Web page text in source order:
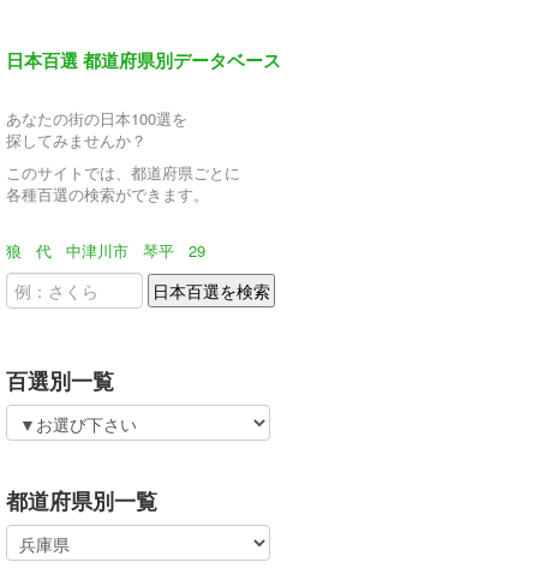
日本百選 都道府県別データベース
あなたの街の日本100選を
探してみませんか？
このサイトでは、都道府県ごとに
各種百選の検索ができます。
狼 代 中津川市 琴平 29
百選別一覧
都道府県別一覧